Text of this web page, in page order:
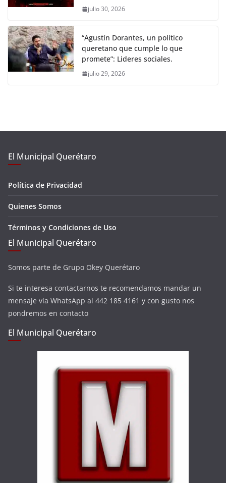
julio 30, 2026
“Agustín Dorantes, un político
queretano que cumple lo que
promete”: Lideres sociales.
julio 29, 2026
El Municipal Querétaro
Política de Privacidad
Quienes Somos
Términos y Condiciones de Uso
El Municipal Querétaro
Somos parte de Grupo Okey Querétaro
Si te interesa contactarnos te recomendamos mandar un
mensaje vía WhatsApp al 442 185 4161 y con gusto nos
pondremos en contacto
El Municipal Querétaro